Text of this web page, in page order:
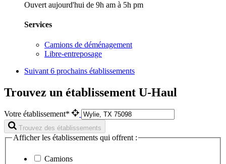
Ouvert aujourd'hui de 9h am à 5h pm
Services
Camions de déménagement
Libre-entreposage
Suivant 6 prochains établissements
Trouvez un établissement U-Haul
Votre établissement*
Trouvez des établissements
Afficher les établissements qui offrent :
Camions